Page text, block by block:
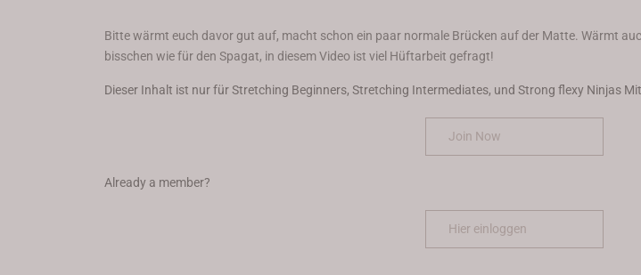
Bitte wärmt euch davor gut auf, macht schon ein paar normale Brücken auf der Matte. Wärmt
bisschen wie für den Spagat, in diesem Video ist viel Hüftarbeit gefragt!
Dieser Inhalt ist nur für Stretching Beginners, Stretching Intermediates, und Strong flexy Ninjas
Join Now
Already a member?
Hier einloggen